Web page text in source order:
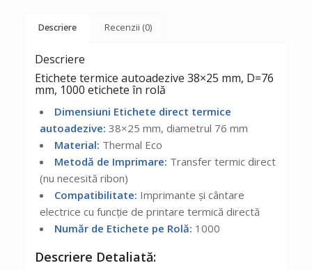
Descriere Recenzii (0)
Descriere
Etichete termice autoadezive 38×25 mm, D=76
mm, 1000 etichete în rolă
Dimensiuni Etichete direct termice
autoadezive: 38×25 mm, diametrul 76 mm
Material: Thermal Eco
Metodă de Imprimare: Transfer termic direct
(nu necesită ribon)
Compatibilitate: Imprimante și cântare
electrice cu funcție de printare termică directă
Număr de Etichete pe Rolă: 1000
Descriere Detaliată: